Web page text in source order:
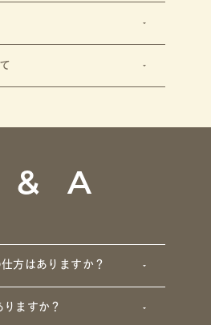
& A
方はありますか？
ますか？